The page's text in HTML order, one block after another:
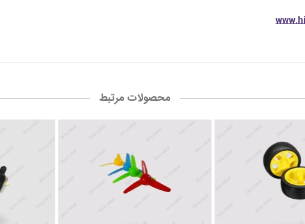
محصولات مرتبط